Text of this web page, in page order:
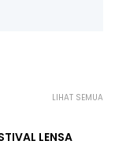
LIHAT SEMUA
LENSA